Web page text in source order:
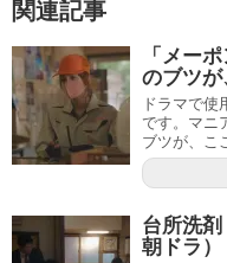
関連記事
「メー
のブツが
ドラマで使
です。マニ
ブツが、こ
台所洗
朝ドラ）